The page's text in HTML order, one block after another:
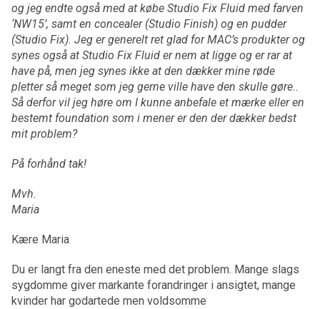
og jeg endte også med at købe Studio Fix Fluid med farven
‘NW15’, samt en concealer (Studio Finish) og en pudder
(Studio Fix). Jeg er generelt ret glad for MAC’s produkter og
synes også at Studio Fix Fluid er nem at ligge og er rar at
have på, men jeg synes ikke at den dækker mine røde
pletter så meget som jeg gerne ville have den skulle gøre..
Så derfor vil jeg høre om I kunne anbefale et mærke eller en
bestemt foundation som i mener er den der dækker bedst
mit problem?
På forhånd tak!
Mvh.
Maria
Kære Maria
Du er langt fra den eneste med det problem. Mange slags
sygdomme giver markante forandringer i ansigtet, mange
kvinder har godartede men voldsomme